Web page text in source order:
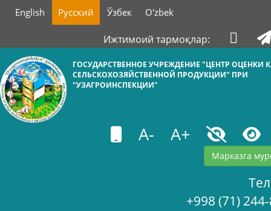
English Русский Ўзбек O'zbek
Ижтимоий тармоқлар:
ГОСУДАРСТВЕННОЕ УЧРЕЖДЕНИЕ "ЦЕНТР ОЦЕНКИ
СЕЛЬСКОХОЗЯЙСТВЕННОЙ ПРОДУКЦИИ" ПРИ
"УЗАГРОИНСПЕКЦИИ"
A- A+
Марказга
+998 (71)